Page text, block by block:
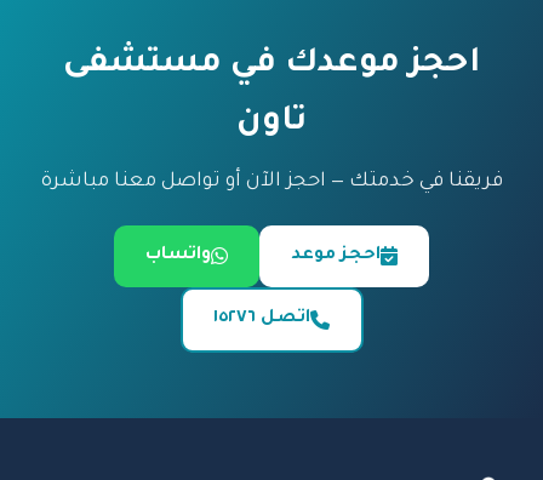
احجز موعدك في مستشفى
تاون
فريقنا في خدمتك — احجز الآن أو تواصل معنا مباشرة
احجز موعد واتساب
اتصل ١٥٢٧٦